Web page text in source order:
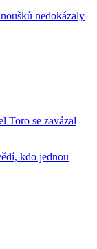
nedokázaly
Toro se zavázal
kdo jednou